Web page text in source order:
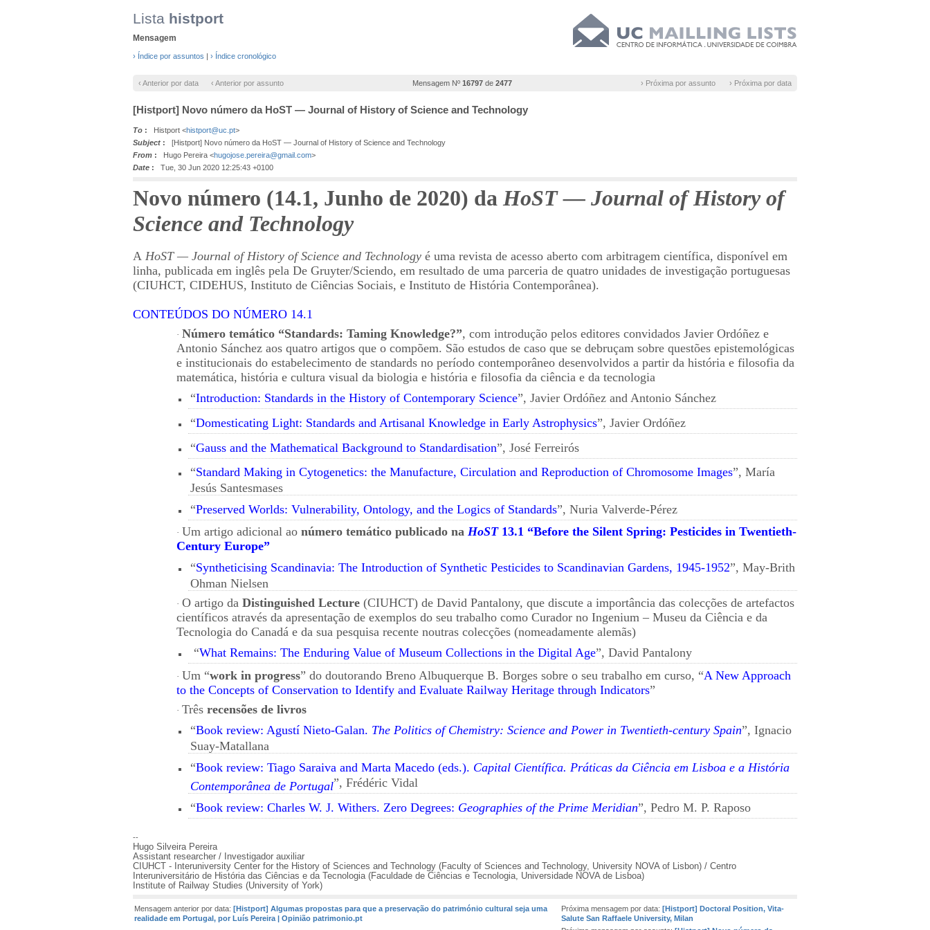
Lista histport
Mensagem
› Índice por assuntos | › Índice cronológico
‹ Anterior por data ‹ Anterior por assunto Mensagem Nº 16797 de 2477 › Próxima por assunto › Próxima por data
[Histport] Novo número da HoST — Journal of History of Science and Technology
To : Histport <histport@uc.pt>
Subject : [Histport] Novo número da HoST — Journal of History of Science and Technology
From : Hugo Pereira <hugojose.pereira@gmail.com>
Date : Tue, 30 Jun 2020 12:25:43 +0100
Novo número (14.1, Junho de 2020) da HoST — Journal of History of
Science and Technology
A HoST — Journal of History of Science and Technology é uma revista de acesso aberto com arbitragem científica, disponível em
linha, publicada em inglês pela De Gruyter/Sciendo, em resultado de uma parceria de quatro unidades de investigação portuguesas
(CIUHCT, CIDEHUS, Instituto de Ciências Sociais, e Instituto de História Contemporânea).
CONTEÚDOS DO NÚMERO 14.1
· Número temático “Standards: Taming Knowledge?”, com introdução pelos editores convidados Javier Ordóñez e
Antonio Sánchez aos quatro artigos que o compõem. São estudos de caso que se debruçam sobre questões epistemológicas
e institucionais do estabelecimento de standards no período contemporâneo desenvolvidos a partir da história e filosofia da
matemática, história e cultura visual da biologia e história e filosofia da ciência e da tecnologia
“Introduction: Standards in the History of Contemporary Science”, Javier Ordóñez and Antonio Sánchez
“Domesticating Light: Standards and Artisanal Knowledge in Early Astrophysics”, Javier Ordóñez
“Gauss and the Mathematical Background to Standardisation”, José Ferreirós
“Standard Making in Cytogenetics: the Manufacture, Circulation and Reproduction of Chromosome Images”, María
Jesús Santesmases
“Preserved Worlds: Vulnerability, Ontology, and the Logics of Standards”, Nuria Valverde-Pérez
· Um artigo adicional ao número temático publicado na HoST13.1 “Before the Silent Spring: Pesticides in Twentieth-
Century Europe”
“Syntheticising Scandinavia: The Introduction of Synthetic Pesticides to Scandinavian Gardens, 1945-1952”, May-Brith
Ohman Nielsen
· O artigo da Distinguished Lecture (CIUHCT) de David Pantalony, que discute a importância das colecções de artefactos
científicos através da apresentação de exemplos do seu trabalho como Curador no Ingenium – Museu da Ciência e da
Tecnologia do Canadá e da sua pesquisa recente noutras colecções (nomeadamente alemãs)
“What Remains: The Enduring Value of Museum Collections in the Digital Age”, David Pantalony
· Um “work in progress” do doutorando Breno Albuquerque B. Borges sobre o seu trabalho em curso, “A New Approach
to the Concepts of Conservation to Identify and Evaluate Railway Heritage through Indicators”
· Três recensões de livros
“Book review: Agustí Nieto-Galan. The Politics of Chemistry: Science and Power in Twentieth-century Spain”, Ignacio
Suay-Matallana
“Book review: Tiago Saraiva and Marta Macedo (eds.). Capital Científica. Práticas da Ciência em Lisboa e a História
Contemporânea de Portugal”, Frédéric Vidal
“Book review: Charles W. J. Withers. Zero Degrees: Geographies of the Prime Meridian”, Pedro M. P. Raposo
--
Hugo Silveira Pereira
Assistant researcher / Investigador auxiliar
CIUHCT - Interuniversity Center for the History of Sciences and Technology (Faculty of Sciences and Technology, University NOVA of Lisbon) / Centro
Interuniversitário de História das Ciências e da Tecnologia (Faculdade de Ciências e Tecnologia, Universidade NOVA de Lisboa)
Institute of Railway Studies (University of York)
Mensagem anterior por data: [Histport] Algumas propostas para que a preservação do património cultural seja uma
realidade em Portugal, por Luís Pereira | Opinião patrimonio.pt
Próxima mensagem por data: [Histport] Doctoral Position, Vita-
Salute San Raffaele University, Milan